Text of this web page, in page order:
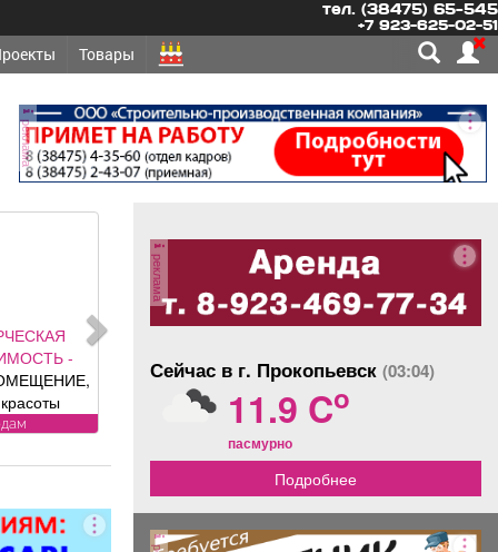
тел. (38475) 65-545
+7 923-625-02-51
Товары
реклама
- ПРОДАМ
щебень,
уголь, торф,
под заказ,
мусора.
продам
реклама
Сейчас в г. Прокопьевск (03:04)
11.9 Co
пасмурно
Подробнее